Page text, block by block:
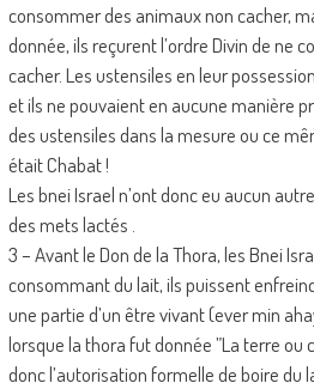
consommer des animaux non cacher,
donnée, ils reçurent l’ordre Divin de ne
cacher. Les ustensiles en leur
et ils ne pouvaient en aucune manière
des ustensiles dans la mesure ou ce
était Chabat !
Les bnei Israel n’ont donc eu aucun
des mets lactés .
3 – Avant le Don de la Thora, les Bnei
consommant du lait, ils puissent
une partie d’un être vivant (ever min
lorsque la thora fut donnée ”La terre ou
donc l’autorisation formelle de boire du